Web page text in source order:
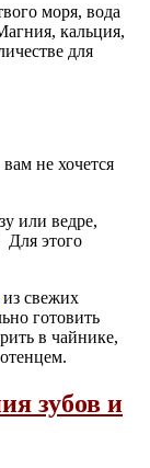
моря, вода
кальция,
для
не хочется
или ведре,
Для этого
из свежих
готовить
в чайнике,
зубов и